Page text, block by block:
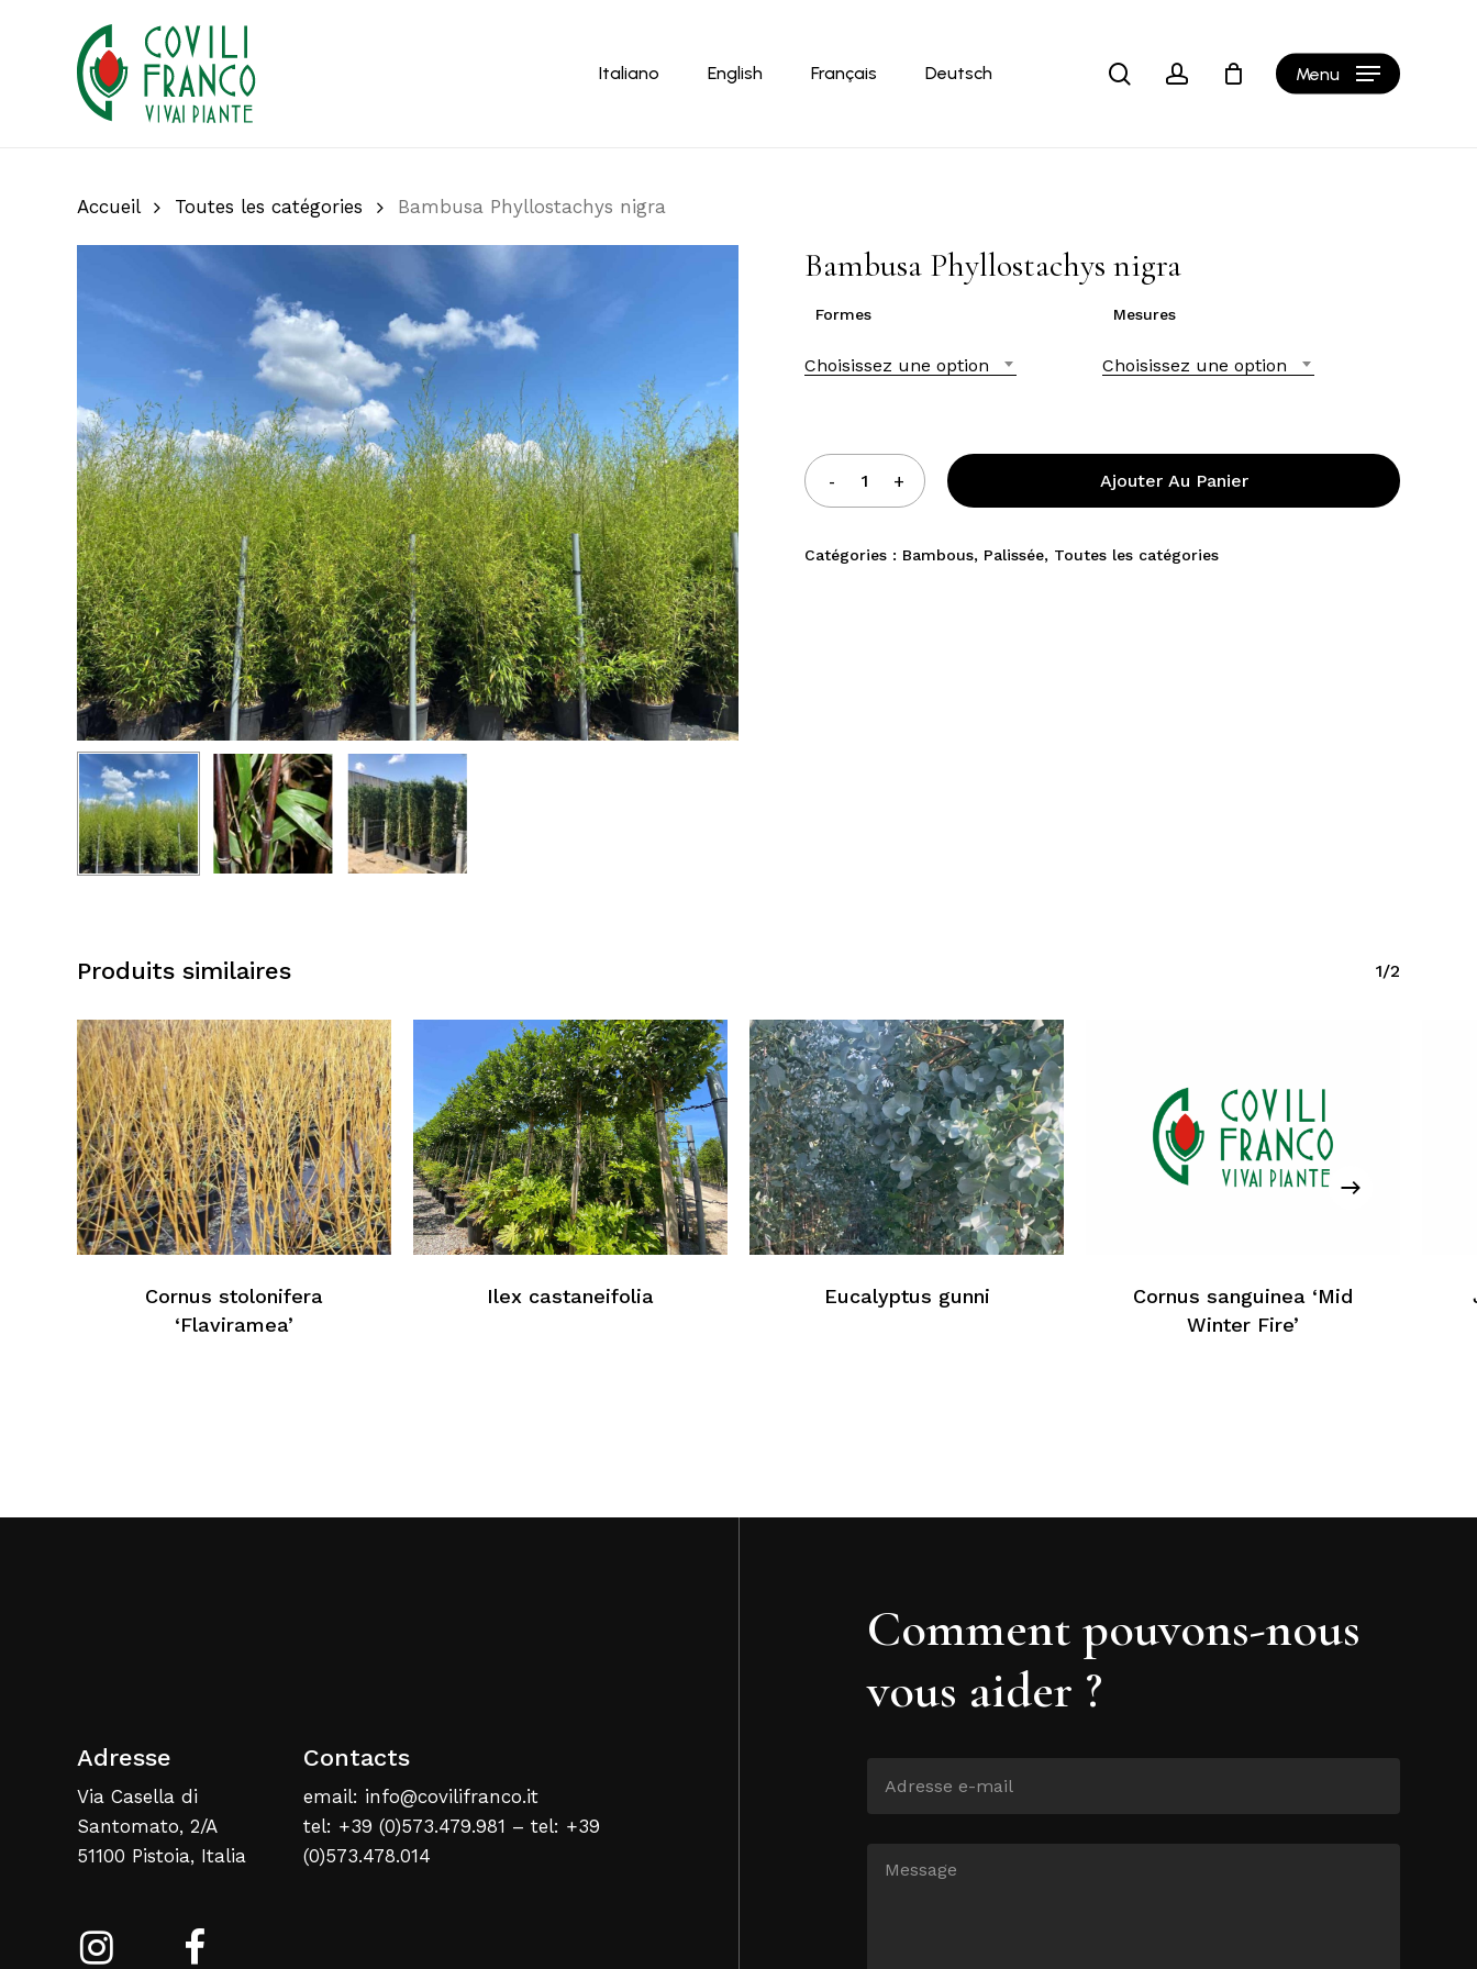
Italiano English Français Deutsch searchaccount Menu Cart
Aucun produit dans le panier
Retour À La Liste Web
Accueil Toutes les catégories Bambusa Phyllostachys nigra
Bambusa Phyllostachys nigra
Formes
Choisissez une option
Mesures
Choisissez une option
Ajouter Au Panier
Catégories : Bambous, Palissée, Toutes les catégories
Produits similaires 1/2
Cornus stolonifera
‘Flaviramea’
Ilex castaneifolia Eucalyptus gunni
Cornus sanguinea ‘Mid
Winter Fire’
Adresse
Via Casella di
Santomato, 2/A
51100 Pistoia, Italia
Contacts
email: info@covilifranco.it
tel: +39 (0)573.479.981 – tel: +39
(0)573.478.014
Comment pouvons-nous
vous aider ?